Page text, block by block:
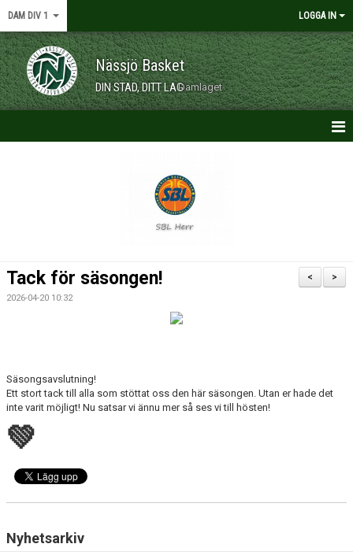
DAM DIV 1 LOGGA IN
Nässjö Basket
DIN STAD, DITT LAGDamlaget
MATCHER
>
<
Tack för säsongen!
2026-04-20 10:32
Säsongsavslutning!
Ett stort tack till alla som stöttat oss den här säsongen. Utan er hade det
inte varit möjligt! Nu satsar vi ännu mer så ses vi till hösten!
💚
Nyhetsarkiv